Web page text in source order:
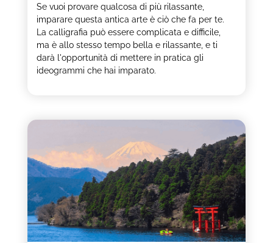
Se vuoi provare qualcosa di più rilassante,
imparare questa antica arte è ciò che fa per te.
La calligrafia può essere complicata e difficile,
ma è allo stesso tempo bella e rilassante, e ti
darà l'opportunità di mettere in pratica gli
ideogrammi che hai imparato.